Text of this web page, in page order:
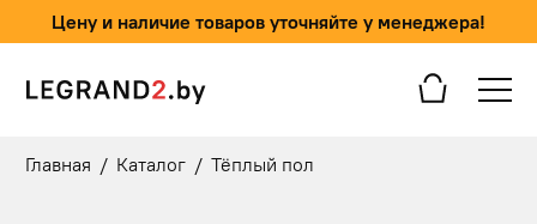
Цену и наличие товаров уточняйте у менеджера!
Главная / Каталог / Тёплый пол